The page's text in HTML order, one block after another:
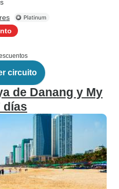
circuito
de Danang y My
días